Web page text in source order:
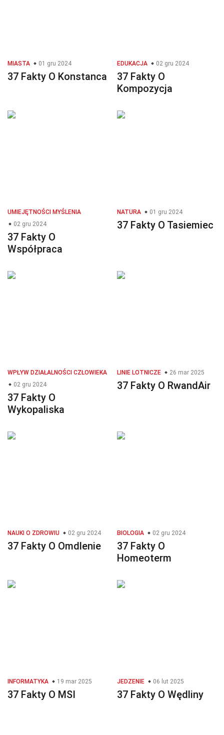
MIASTA 01 gru 2024
37 Fakty O Konstanca
EDUKACJA 02 gru 2024
37 Fakty O
Kompozycja
UMIEJĘTNOŚCI MYŚLENIA
02 gru 2024
37 Fakty O
Współpraca
NATURA 01 gru 2024
37 Fakty O Tasiemiec
WPŁYW DZIAŁALNOŚCI CZŁOWIEKA
02 gru 2024
37 Fakty O
Wykopaliska
LINIE LOTNICZE 26 mar 2025
37 Fakty O RwandAir
NAUKI O ZDROWIU 02 gru 2024
37 Fakty O Omdlenie
BIOLOGIA 02 gru 2024
37 Fakty O
Homeoterm
INFORMATYKA 19 mar 2025
37 Fakty O MSI
JEDZENIE 06 lut 2025
37 Fakty O Wędliny